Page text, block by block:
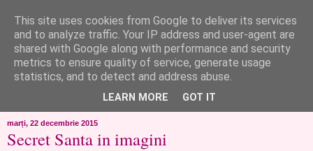
like ?...or not!
..de toate!!!!!..alandala...cum imi trec prin minte..si cum am
chef..incercate pe pielea mea..
marți, 22 decembrie 2015
Secret Santa in imagini
This site uses cookies from Google to deliver its services
and to analyze traffic. Your IP address and user-agent are
shared with Google along with performance and security
metrics to ensure quality of service, generate usage
statistics, and to detect and address abuse.
LEARN MORE GOT IT